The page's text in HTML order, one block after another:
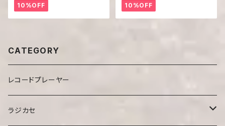
10%OFF 10%OFF
CATEGORY
レコードプレーヤー
ラジカセ